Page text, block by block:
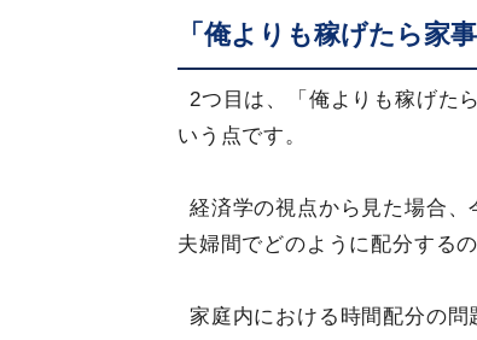
「俺よりも稼げたら家
2つ目は、「俺よりも稼げた
いう点です。
経済学の視点から見た場合
夫婦間でどのように配分する
家庭内における時間配分の